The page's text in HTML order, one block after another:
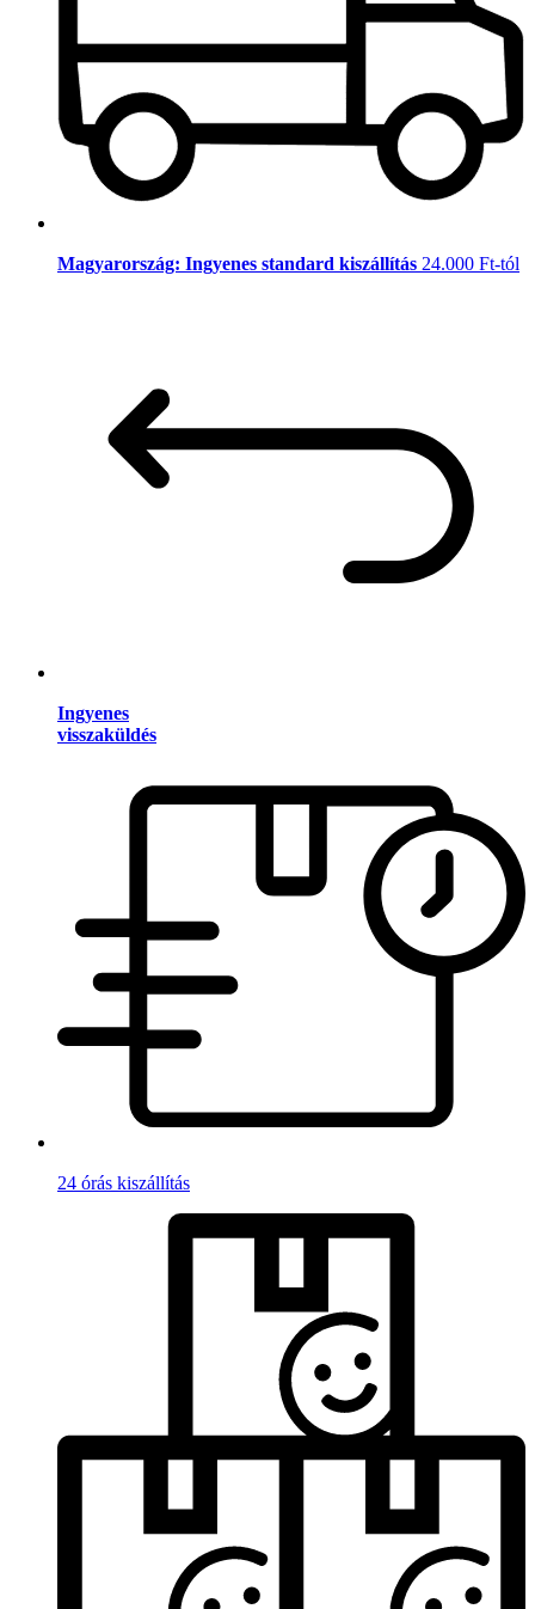
Magyarország: Ingyenes standard kiszállítás 24.000 Ft-tól
Ingyenes
visszaküldés
24 órás kiszállítás